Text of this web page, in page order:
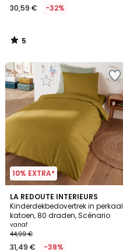
30,59 € -32%
5
/
10% EXTRA*
LA REDOUTE INTERIEURS
Kinderdekbedovertrek in perkaal
katoen, 80 draden, Scénario
vanaf
44,99 €
31,49 € -38%
3,7
/ 5
3
Kleuren